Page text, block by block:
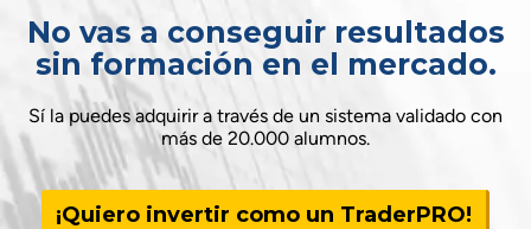
No vas a conseguir resultados
sin formación en el mercado.
Sí la puedes adquirir a través de un sistema validado con
más de 20.000 alumnos.
¡Quiero invertir como un TraderPRO!